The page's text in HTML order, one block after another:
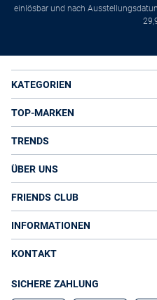
einlösbar und nach
KATEGORIEN
TOP-MARKEN
TRENDS
ÜBER UNS
FRIENDS CLUB
INFORMATIONEN
KONTAKT
SICHERE ZAHLUNG